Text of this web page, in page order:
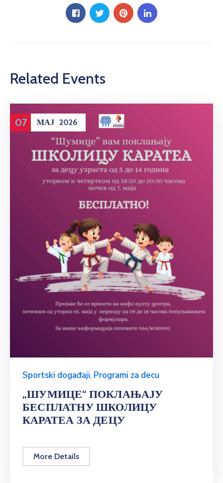
Related Events
07 МАЈ 2026
Sportski događaji, Programi za decu
„ШУМИЦЕ“ ПОКЛАЊАЈУ
БЕСПЛАТНУ ШКОЛИЦУ
КАРАТЕА ЗА ДЕЦУ
More Details